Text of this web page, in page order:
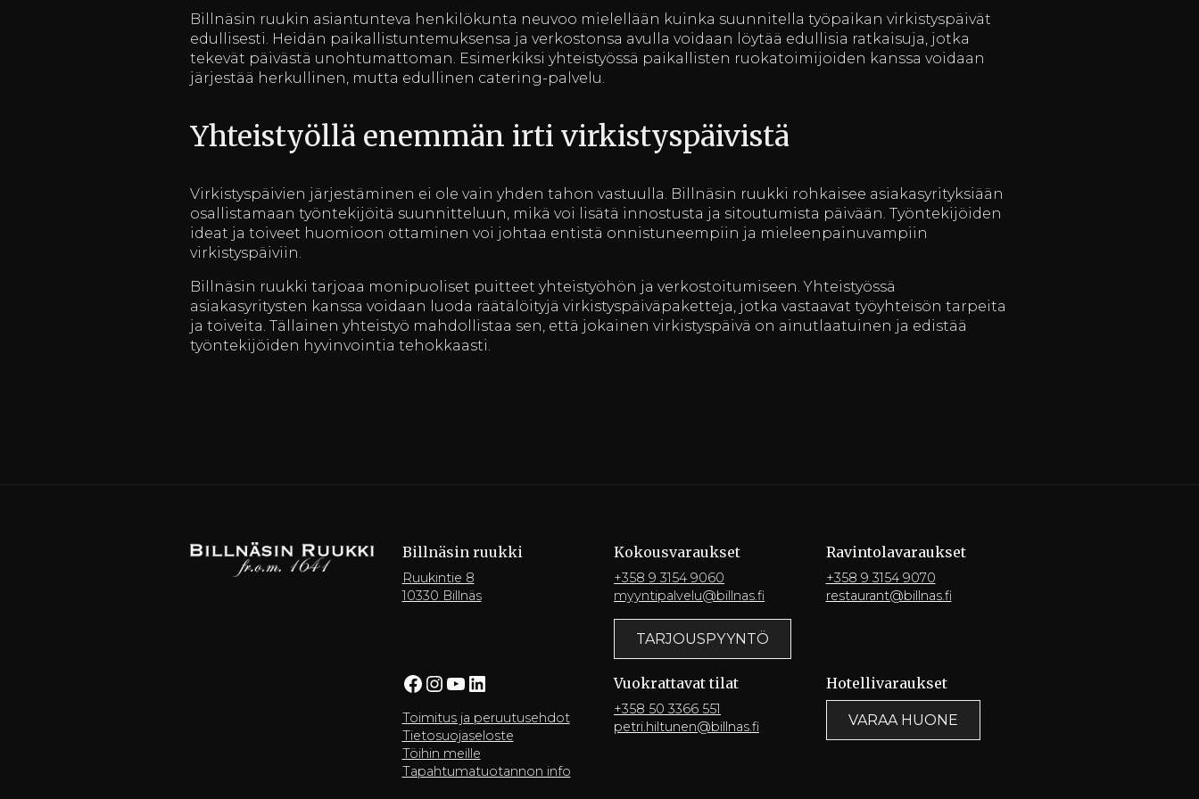
Billnäsin ruukin asiantunteva henkilökunta neuvoo mielellään kuinka suunnitella työpaikan virkistyspäivät
edullisesti. Heidän paikallistuntemuksensa ja verkostonsa avulla voidaan löytää edullisia ratkaisuja, jotka
tekevät päivästä unohtumattoman. Esimerkiksi yhteistyössä paikallisten ruokatoimijoiden kanssa voidaan
järjestää herkullinen, mutta edullinen catering-palvelu.
Yhteistyöllä enemmän irti virkistyspäivistä
Virkistyspäivien järjestäminen ei ole vain yhden tahon vastuulla. Billnäsin ruukki rohkaisee asiakasyrityksiään
osallistamaan työntekijöitä suunnitteluun, mikä voi lisätä innostusta ja sitoutumista päivään. Työntekijöiden
ideat ja toiveet huomioon ottaminen voi johtaa entistä onnistuneempiin ja mieleenpainuvampiin
virkistyspäiviin.
Billnäsin ruukki tarjoaa monipuoliset puitteet yhteistyöhön ja verkostoitumiseen. Yhteistyössä
asiakasyritysten kanssa voidaan luoda räätälöityjä virkistyspäiväpaketteja, jotka vastaavat työyhteisön tarpeita
ja toiveita. Tällainen yhteistyö mahdollistaa sen, että jokainen virkistyspäivä on ainutlaatuinen ja edistää
työntekijöiden hyvinvointia tehokkaasti.
Billnäsin ruukki
Ruukintie 8
10330 Billnäs
Kokousvaraukset
+358 9 3154 9060
myyntipalvelu@billnas.fi
TARJOUSPYYNTÖ
Ravintola­varaukset
+358 9 3154 9070
restaurant@billnas.fi
Facebook InstagramYouTube LinkedIn
Toimitus ja peruutusehdot
Tietosuojaseloste
Töihin meille
Tapahtumatuotannon info
Vuokrattavat tilat
+358 50 3366 551
petri.hiltunen@billnas.fi
Hotelli­varaukset
VARAA HUONE